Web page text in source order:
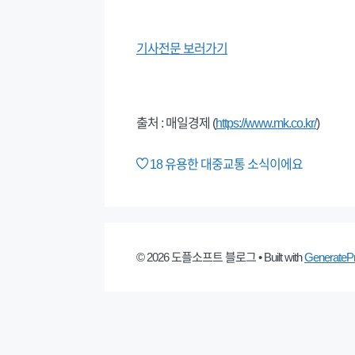
기사전문 보러가기
출처 : 매일경제 (https://www.mk.co.kr/)
18유용한 대중교통 소식이에요
© 2026 도플소프트 블로그• Built with